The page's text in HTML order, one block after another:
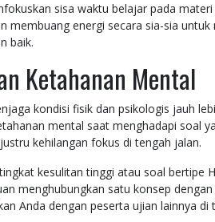
sisa waktu belajar pada
membuang energi secara sia-sia
baik.
Ketahanan Mental
kondisi fisik dan psikologis jauh
mental saat menghadapi soal
kehilangan fokus di tengah jalan.
kesulitan tinggi atau soal bertipe
menghubungkan satu konsep
Anda dengan peserta ujian lainnya di